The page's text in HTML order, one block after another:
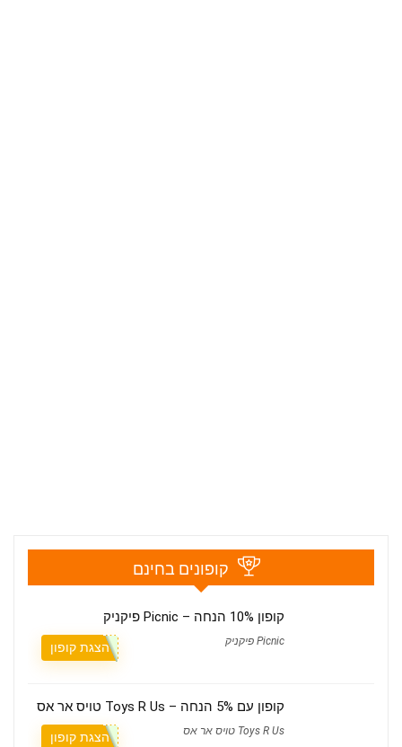
קופונים בחינם
קופון 10% הנחה – Picnic פיקניק
Picnic פיקניק הצגת קופון
קופון עם 5% הנחה – Toys R Us טויס אר אס
Toys R Us טויס אר אס הצגת קופון